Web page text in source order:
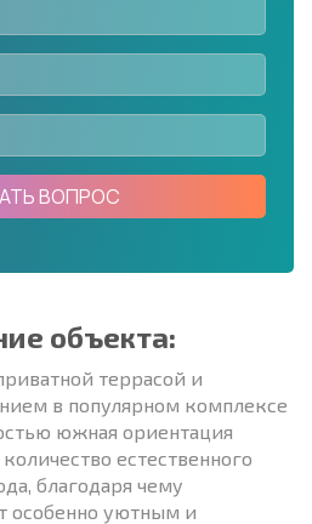
ВОПРОС
объекта:
террасой и
в популярном комплексе
южная ориентация
естественного
благодаря чему
особенно уютным и